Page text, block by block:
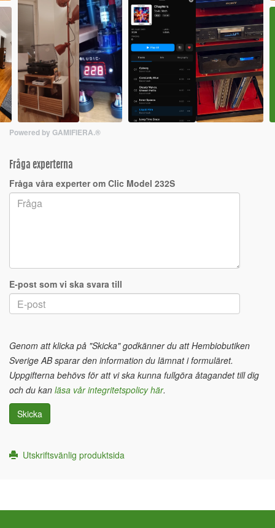
Powered by GAMIFIERA.®
Fråga experterna
Fråga våra experter om Clic Model 232S
E-post som vi ska svara till
Genom att klicka på "Skicka" godkänner du att Hembiobutiken
Sverige AB sparar den information du lämnat i formuläret.
Uppgifterna behövs för att vi ska kunna fullgöra åtagandet till dig
och du kan läsa vår integritetspolicy här.
Skicka
Utskriftsvänlig produktsida